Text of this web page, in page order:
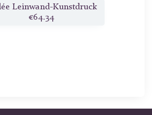
Leinwand-Kunstdruck
€64.34